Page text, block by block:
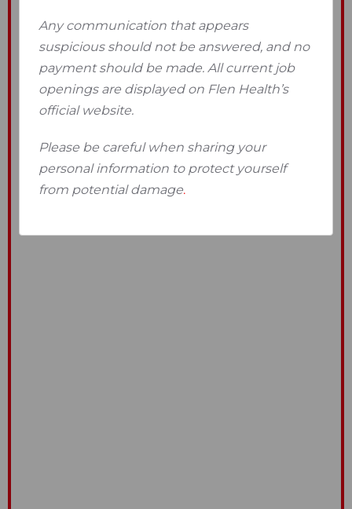
Any communication that appears
suspicious should not be answered, and no
payment should be made. All current job
openings are displayed on Flen Health’s
official website.
Please be careful when sharing your
personal information to protect yourself
from potential damage.